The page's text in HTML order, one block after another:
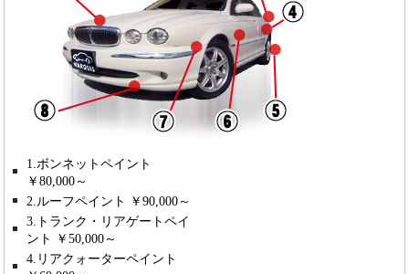
1.ボンネットペイント
￥80,000～
2.ルーフペイント ￥90,000～
3.トランク・リアゲートペイ
ント ￥50,000～
4.リアクォーターペイント